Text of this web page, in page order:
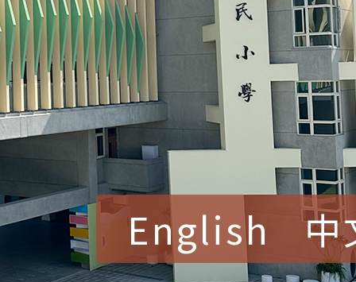
English 中
賀！本校參加桃園市中